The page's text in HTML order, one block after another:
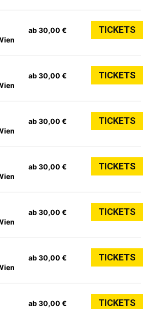
ab 30,00 € TICKETS
ab 30,00 € TICKETS
ab 30,00 € TICKETS
ab 30,00 € TICKETS
ab 30,00 € TICKETS
ab 30,00 € TICKETS
ab 30,00 € TICKETS